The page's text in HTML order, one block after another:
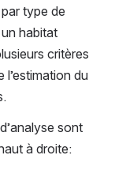
type de
habitat
critères
l’estimation du
sont
à droite: